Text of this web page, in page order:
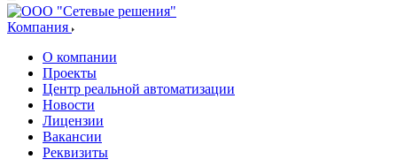
Компания
О компании
Проекты
Центр реальной автоматизации
Новости
Лицензии
Вакансии
Реквизиты